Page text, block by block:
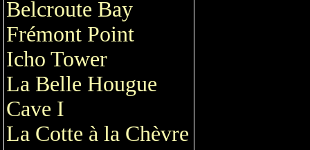
Belcroute Bay
Frémont Point
Icho Tower
La Belle Hougue
Cave I
La Cotte à la Chèvre